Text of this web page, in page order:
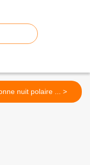
Bonne nuit polaire ... >